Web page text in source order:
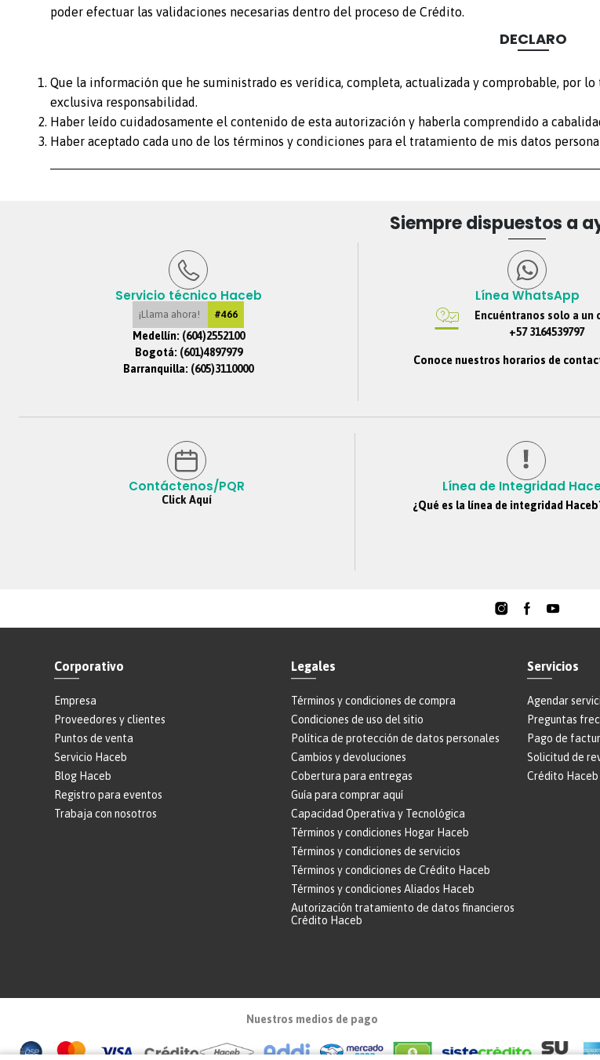
poder efectuar las validaciones necesarias dentro del proceso de Crédito.
DECLARO
Que la información que he suministrado es verídica, completa, actualizada y comprobable, por
exclusiva responsabilidad.
Haber leído cuidadosamente el contenido de esta autorización y haberla comprendido a
Haber aceptado cada uno de los términos y condiciones para el tratamiento de mis datos
Siempre dispuestos a
Servicio técnico Haceb
¡Llama ahora! #466
Medellín: (604)2552100
Bogotá: (601)4897979
Barranquilla: (605)3110000
Línea WhatsApp
Encuéntranos solo a un
+57 3164539797
Conoce nuestros horarios de
festivos no se tendrá atención. Si nos
regreso.
Contáctenos/PQR
Click Aquí
Línea de Integridad
¿Qué es la línea de integridad
este canal nos ayuda a soportar la
018000-51-69-39
Formulario web
Correo electrónico
Corporativo
Empresa
Proveedores y clientes
Puntos de venta
Servicio Haceb
Blog Haceb
Registro para eventos
Trabaja con nosotros
Legales
Términos y condiciones de compra
Condiciones de uso del sitio
Política de protección de datos personales
Cambios y devoluciones
Cobertura para entregas
Guía para comprar aquí
Capacidad Operativa y Tecnológica
Términos y condiciones Hogar Haceb
Términos y condiciones de servicios
Términos y condiciones de Crédito Haceb
Términos y condiciones Aliados Haceb
Autorización tratamiento de datos financieros
Crédito Haceb
Servicios
Agendar
Preguntas
Pago de
Solicitud de
Crédito Haceb
Nuestros medios de pago